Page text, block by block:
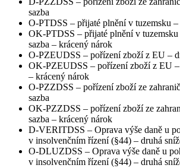
sazba
O-PTDSS – přijaté plnění v tuzemsku –
OK-PTDSS – přijaté plnění v tuzemsku
sazba – krácený nárok
O-PZEUDSS – pořízení zboží z EU –
OK-PZEUDSS – pořízení zboží z EU –
– krácený nárok
O-PZZDSS – pořízení zboží ze
sazba
OK-PZZDSS – pořízení zboží ze
sazba – krácený nárok
D-VERITDSS – Oprava výše daně u
v insolvenčním řízení (§44) – druhá
O-DLUZDSS – Oprava výše daně u
v insolvenčním řízení (§44) – druhá